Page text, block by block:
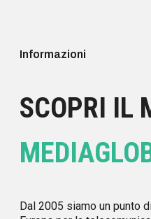
Informazioni
SCOPRI IL
Dal 2005 siamo un punto